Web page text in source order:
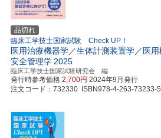
品切れ
臨床工学技士国家試験 Check UP！
医用治療機器学／生体計測装置学／医用
安全管理学 2025
臨床工学技士国家試験研究会 編
発行時参考価格2,700円 2024年9月発行
注文コード：732330 ISBN978-4-263-73233-5